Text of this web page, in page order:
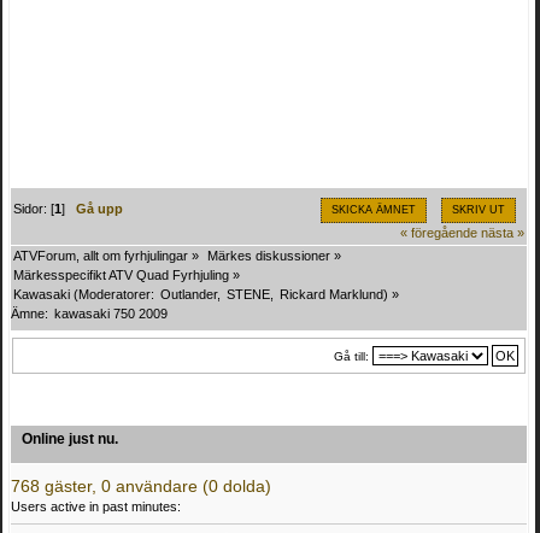
SKICKA ÄMNET SKRIV UT
Sidor: [1]Gå upp
« föregående nästa »
ATVForum, allt om fyrhjulingar » Märkes diskussioner »
Märkesspecifikt ATV Quad Fyrhjuling »
Kawasaki (Moderatorer: Outlander, STENE Rickard Marklund) »
Ämne: kawasaki 750 2009
Gå till:
Online just nu.
768 gäster, 0 användare (0 dolda)
Users active in past minutes: